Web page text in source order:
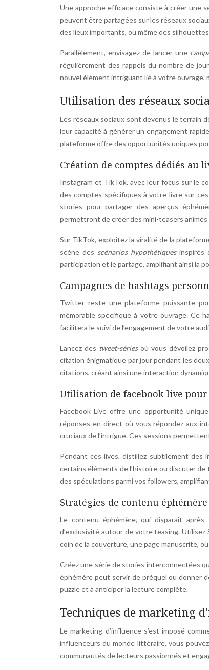
Une approche efficace consiste à créer une
peuvent être partagées sur les réseaux
des lieux importants, ou même des
Parallèlement, envisagez de lancer une
régulièrement des rappels du nombre de
nouvel élément intriguant lié à votre ouvrage,
Utilisation des réseaux
Les réseaux sociaux sont devenus le terrain
leur capacité à générer un engagement
plateforme offre des opportunités uniques
Création de comptes dédiés au
Instagram et TikTok, avec leur focus sur le
des comptes spécifiques à votre livre sur
stories pour partager des aperçus
permettront de créer des mini-teasers
Sur TikTok, exploitez la viralité de la
scène des scénarios hypothétiquesinspirés
participation et le partage, amplifiant ainsi la
Campagnes de hashtags
Twitter reste une plateforme puissante
mémorable spécifique à votre ouvrage. Ce
facilitera le suivi de l’engagement de votre
Lancez des tweet-séries où vous dévoilez
citation énigmatique par jour pendant les
citations, créant ainsi une interaction
Utilisation de facebook live pour
Facebook Live offre une opportunité
réponses en direct où vous répondez aux
cruciaux de l’intrigue. Ces sessions
Pendant ces lives, distillez subtilement des
certains éléments de l’histoire ou discuter de
des spéculations parmi vos followers,
Stratégies de contenu
Le contenu éphémère, qui disparaît
d’exclusivité autour de votre teasing.
coin de la couverture, une page manuscrite,
Créez une série de stories interconnectées
éphémère peut servir de préquel ou donner
puzzle et à anticiper la lecture complète.
Techniques de marketing
Le marketing d’influence s’est imposé
influenceurs du monde littéraire, vous
communautés de lecteurs passionnés et